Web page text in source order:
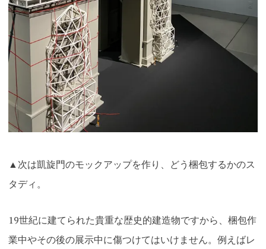
▲次は凱旋門のモックアップを作り、どう梱包するかのス
タディ。
19世紀に建てられた貴重な歴史的建造物ですから、梱包作
業中やその後の展示中に傷つけてはいけません。例えばレ